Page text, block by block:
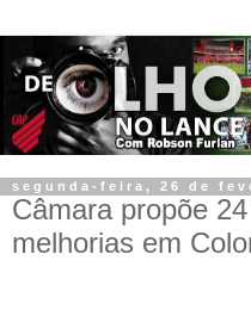
segunda-feira, 26 de
Câmara propõe
melhorias em